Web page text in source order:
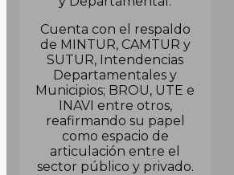
Cuenta con el respaldo
de MINTUR, CAMTUR y
SUTUR, Intendencias
Departamentales y
Municipios; BROU, UTE e
INAVI entre otros,
reafirmando su papel
como espacio de
articulación entre el
sector público y privado.